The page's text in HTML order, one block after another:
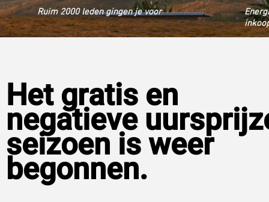
Ruim 2000 leden gingen je voor
Het gratis en
negatieve
seizoen is weer
begonnen.